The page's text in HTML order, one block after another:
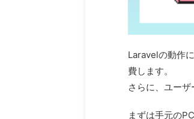
Laravelの動作
費します。
さらに、ユー
まずは手元の